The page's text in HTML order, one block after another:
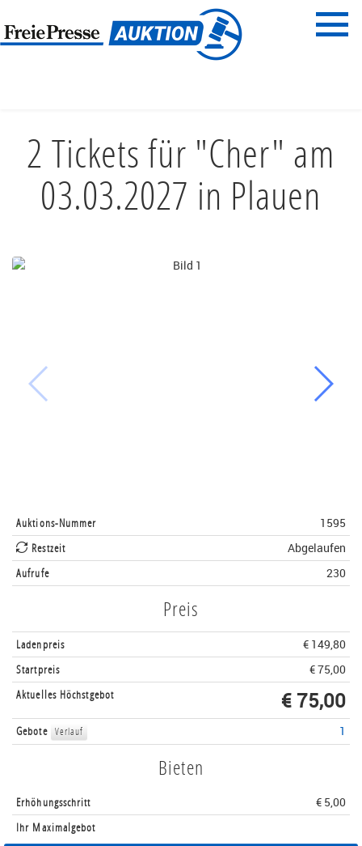
Menü
2 Tickets für "Cher" am
03.03.2027 in Plauen
Auktions-Nummer
1595
Restzeit
Abgelaufen
Aufrufe
230
Preis
Ladenpreis
€ 149,80
Startpreis
€ 75,00
Aktuelles Höchstgebot
€ 75,00
Gebote Verlauf 1
Bieten
Erhöhungsschritt
€ 5,00
Ihr Maximalgebot